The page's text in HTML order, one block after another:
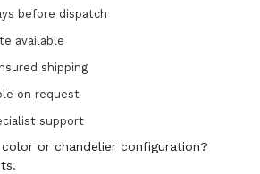
before dispatch
available
shipping
on request
support
or chandelier configuration?